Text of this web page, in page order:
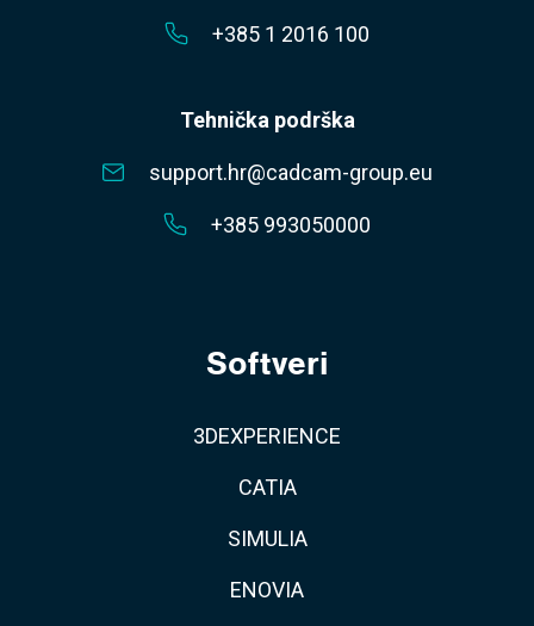
+385 1 2016 100
Tehnička podrška
support.hr@cadcam-group.eu
+385 993050000
Softveri
3DEXPERIENCE
CATIA
SIMULIA
ENOVIA